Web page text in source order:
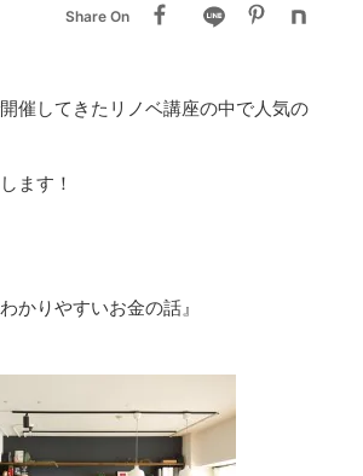
Share On
催してきたリノベ講座の中で人気の
ます！
かりやすいお金の話』